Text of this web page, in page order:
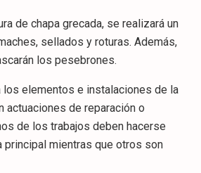
de chapa grecada, se realizará un
sellados y roturas. Además,
los pesebrones.
los elementos e instalaciones de la
actuaciones de reparación o
de los trabajos deben hacerse
principal mientras que otros son